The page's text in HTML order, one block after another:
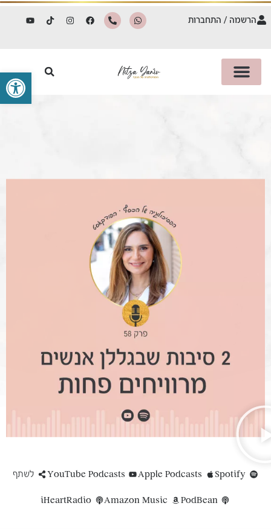
פתח
הרשמה / התחברות
Spotify
Apple Podcasts
YouTube Podcasts לשתף
PodBean
Amazon Music
iHeartRadio